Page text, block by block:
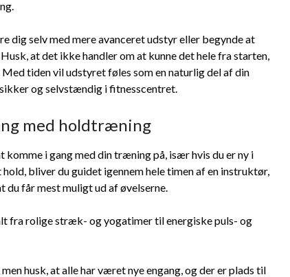
dig selv med mere avanceret udstyr eller begynde at
at det ikke handler om at kunne det hele fra starten,
tiden vil udstyret føles som en naturlig del af din
og selvstændig i fitnesscentret.
med holdtræning
i gang med din træning på, især hvis du er ny i
bliver du guidet igennem hele timen af en instruktør,
får mest muligt ud af øvelserne.
fra rolige stræk- og yogatimer til energiske puls- og
husk, at alle har været nye engang, og der er plads til